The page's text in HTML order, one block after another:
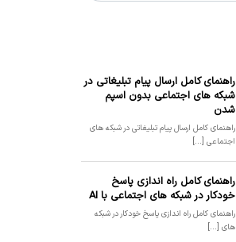
راهنمای کامل ارسال پیام تبلیغاتی در
شبکه های اجتماعی بدون اسپم
شدن
راهنمای کامل ارسال پیام تبلیغاتی در شبکه های
اجتماعی [...]
راهنمای کامل راه اندازی پاسخ
خودکار در شبکه های اجتماعی با AI
راهنمای کامل راه اندازی پاسخ خودکار در شبکه
های [...]